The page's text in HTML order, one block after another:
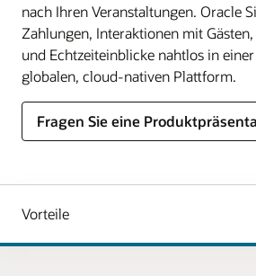
nach Ihren Veranstaltungen. Oracle
Zahlungen, Interaktionen mit
und Echtzeiteinblicke nahtlos in
globalen, cloud-nativen Plattform.
Fragen Sie eine